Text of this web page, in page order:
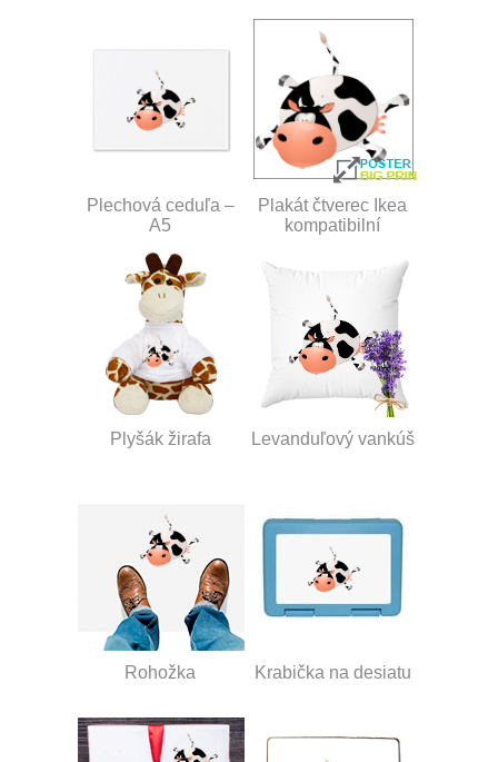
Plechová ceduľa –
A5
Plakát čtverec Ikea
kompatibilní
Plyšák žirafa Levanduľový vankúš
Rohožka Krabička na desiatu